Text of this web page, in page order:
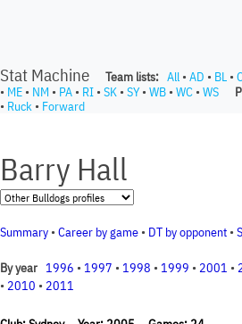
Stat Machine Team lists: All • AD • BL •
• ME • NM • PA • RI • SK • SY• WB • WC • WS
• Ruck • Forward